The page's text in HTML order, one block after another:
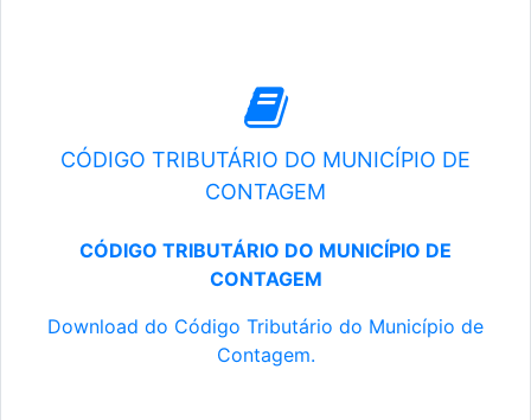
CÓDIGO TRIBUTÁRIO DO MUNICÍPIO DE
CONTAGEM
CÓDIGO TRIBUTÁRIO DO MUNICÍPIO DE
CONTAGEM
Download do Código Tributário do Município de
Contagem.